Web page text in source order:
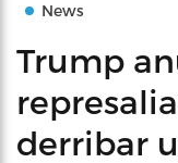
News
Trump
derribar